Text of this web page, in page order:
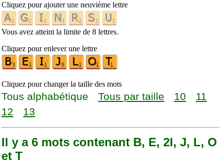
Cliquez pour ajouter une neuvième lettre
Vous avez atteint la limite de 8 lettres.
Cliquez pour enlever une lettre
Cliquez pour changer la taille des mots
Tous alphabétique Tous par taille 10
11
12
13
Il y a 6 mots contenant B, E, 2I, J, L, O
et T